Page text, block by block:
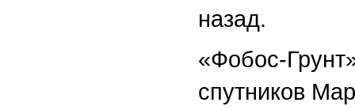
назад.
«Фобос-
спутников